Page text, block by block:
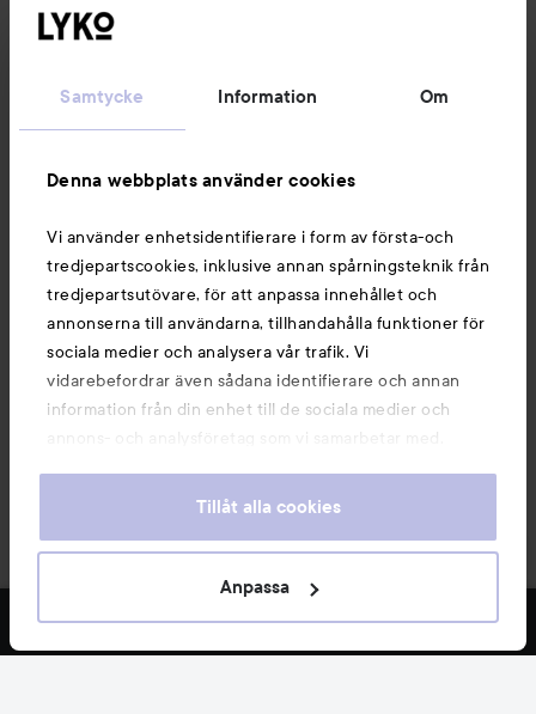
Samtycke Information Om
Denna webbplats använder cookies
Vi använder enhetsidentifierare i form av första-och
tredjepartscookies, inklusive annan spårningsteknik från
tredjepartsutövare, för att anpassa innehållet och
annonserna till användarna, tillhandahålla funktioner för
sociala medier och analysera vår trafik. Vi
vidarebefordrar även sådana identifierare och annan
information från din enhet till de sociala medier och
annons- och analysföretag som vi samarbetar med.
information som du har tillhandahållit eller som de har
våra cookies vid fortsatt användande av vår webbplats.
För information om hur du kan ändra inställningarna för
Tillåt alla cookies
Anpassa
FILTRERA MEST SÅLDA
Du kanske också gillar